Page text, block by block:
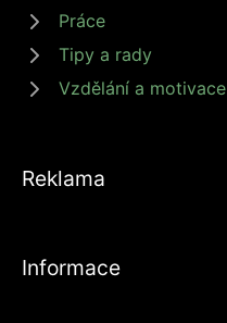
Práce
Tipy a rady
Vzdělání a motivace
Reklama
Informace